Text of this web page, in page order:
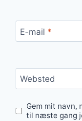
E-mail *
Websted
Gem mit navn,
til næste gang